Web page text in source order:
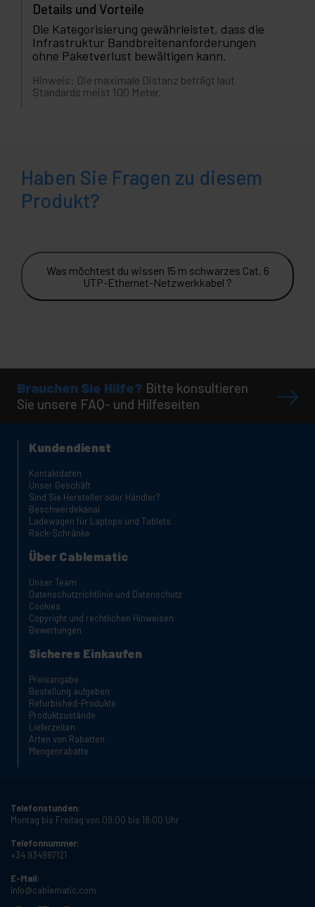
Details und Vorteile
Die Kategorisierung gewährleistet, dass die
Infrastruktur Bandbreitenanforderungen
ohne Paketverlust bewältigen kann.
Hinweis: Die maximale Distanz beträgt laut
Standards meist 100 Meter.
Haben Sie Fragen zu diesem
Produkt?
Was möchtest du wissen 15 m schwarzes Cat. 6
UTP-Ethernet-Netzwerkkabel ?
Brauchen Sie Hilfe? Bitte konsultieren
Sie unsere FAQ- und Hilfeseiten
Kundendienst
Kontaktdaten
Unser Geschäft
Sind Sie Hersteller oder Händler?
Beschwerdekanal
Ladewagen für Laptops und Tablets
Rack-Schränke
Über Cablematic
Unser Team
Datenschutzrichtlinie und Datenschutz
Cookies
Copyright und rechtlichen Hinweisen
Bewertungen
Sicheres Einkaufen
Preisangabe
Bestellung aufgeben
Refurbished-Produkte
Produktzustände
Lieferzeiten
Arten von Rabatten
Mengenrabatte
Telefonstunden:
Montag bis Freitag von 09:00 bis 18:00 Uhr
Telefonnummer:
+34 934987121
E-Mail:
info@cablematic.com